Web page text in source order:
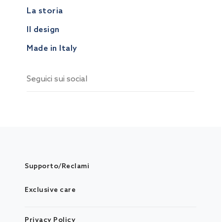
La storia
Il design
Made in Italy
Seguici sui social
Supporto/Reclami
Exclusive care
Privacy Policy